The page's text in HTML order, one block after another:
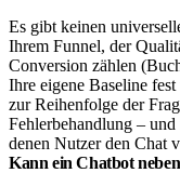
Es gibt keinen
Ihrem Funnel, der
Conversion zählen
Ihre eigene Baseline
zur Reihenfolge der
Fehlerbehandlung –
denen Nutzer den Chat
Kann ein Chatbot